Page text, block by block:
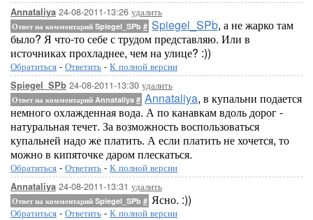
Annataliya 24-08-2011-13:26 удалить
Ответ на комментарий Spiegel_SPb # Spiegel_SPb, а не жарко там
было? Я что-то себе с трудом представляю. Или в
источниках прохладнее, чем на улице? :))
Обратиться - Ответить - К полной версии
Spiegel_SPb 24-08-2011-13:30 удалить
Ответ на комментарий Annataliya # Annataliya, в купальни подается
немного охлажденная вода. А по канавкам вдоль дорог -
натуральная течет. За возможность воспользоваться
купальней надо же платить. А если платить не хочется, то
можно в кипяточке даром плескаться.
Обратиться - Ответить - К полной версии
Annataliya 24-08-2011-13:31 удалить
Ответ на комментарий Spiegel_SPb # Ясно. :))
Обратиться - Ответить - К полной версии